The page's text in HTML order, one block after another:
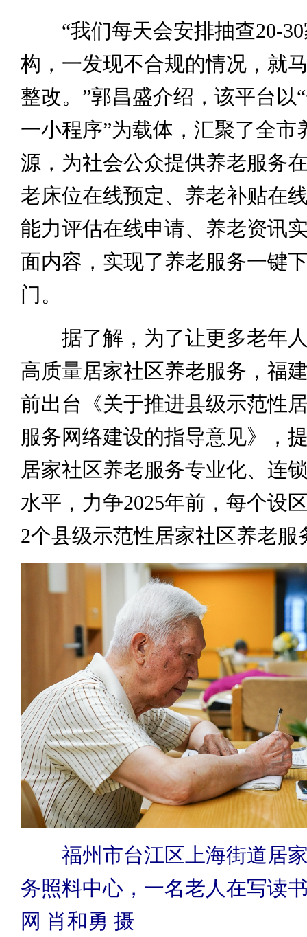
“我们每天会安排抽查20-30
构，一发现不合规的情况，就
整改。”郭昌盛介绍，该平台以
一小程序”为载体，汇聚了全市
源，为社会公众提供养老服务
老床位在线预定、养老补贴在
能力评估在线申请、养老资讯
面内容，实现了养老服务一键
门。
据了解，为了让更多老年人
高质量居家社区养老服务，福
前出台《关于推进县级示范性
服务网络建设的指导意见》，
居家社区养老服务专业化、连
水平，力争2025年前，每个设
2个县级示范性居家社区养老服
福州市台江区上海街道居
务照料中心，一名老人在写读
网 肖和勇 摄